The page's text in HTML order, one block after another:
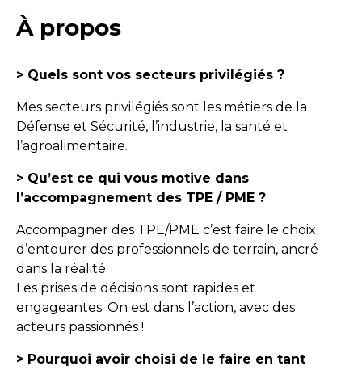
À propos
> Quels sont vos secteurs privilégiés ?
Mes secteurs privilégiés sont les métiers de la
Défense et Sécurité, l’industrie, la santé et
l’agroalimentaire.
> Qu’est ce qui vous motive dans
l’accompagnement des TPE / PME ?
Accompagner des TPE/PME c’est faire le choix
d’entourer des professionnels de terrain, ancré
dans la réalité.
Les prises de décisions sont rapides et
engageantes. On est dans l’action, avec des
acteurs passionnés !
> Pourquoi avoir choisi de le faire en tant